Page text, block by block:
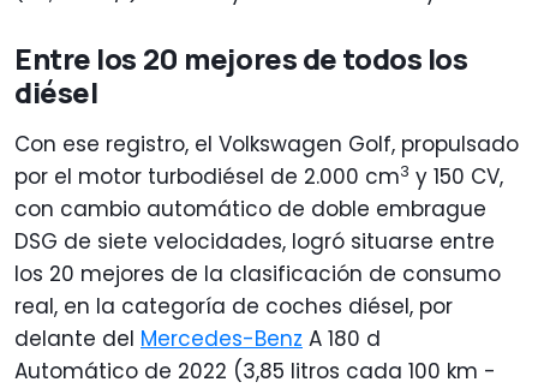
Entre los 20 mejores de todos los
diésel
Con ese registro, el Volkswagen Golf, propulsado
por el motor turbodiésel de 2.000 cm3 y 150 CV,
con cambio automático de doble embrague
DSG de siete velocidades, logró situarse entre
los 20 mejores de la clasificación de consumo
real, en la categoría de coches diésel, por
delante del Mercedes-Benz A 180 d
Automático de 2022 (3,85 litros cada 100 km -